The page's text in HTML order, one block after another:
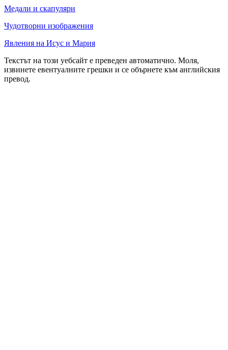
Медали и скапуляри
Чудотворни изображения
Явления на Исус и Мария
Текстът на този уебсайт е преведен автоматично. Моля,
извинете евентуалните грешки и се обърнете към английския
превод.